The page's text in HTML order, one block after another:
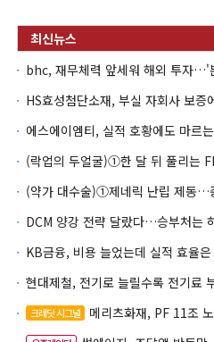
bhc, 재무체력 앞세워 해외 투자…'
크레딧 시그널 메리츠화재, PF 11조 노출…부동